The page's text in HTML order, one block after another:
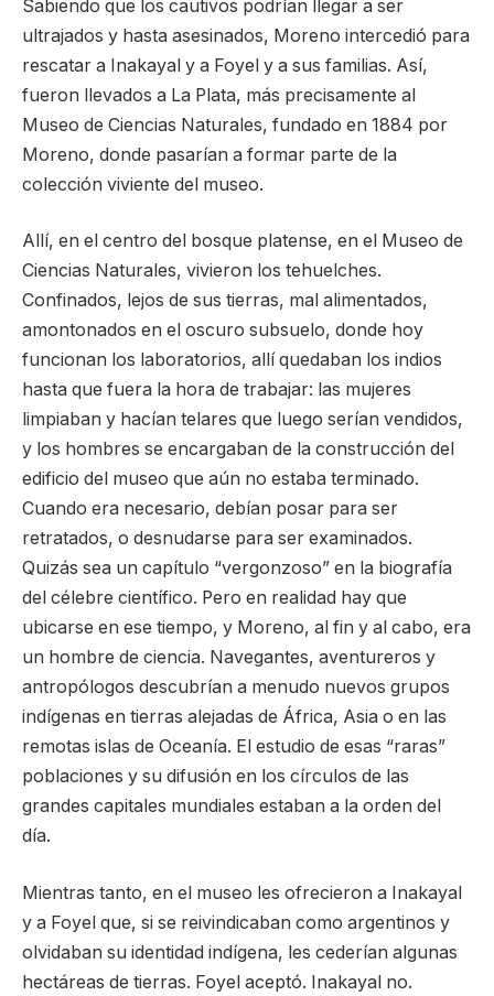
Sabiendo que los cautivos podrían llegar a ser
ultrajados y hasta asesinados, Moreno intercedió para
rescatar a Inakayal y a Foyel y a sus familias. Así,
fueron llevados a La Plata, más precisamente al
Museo de Ciencias Naturales, fundado en 1884 por
Moreno, donde pasarían a formar parte de la
colección viviente del museo.
Allí, en el centro del bosque platense, en el Museo de
Ciencias Naturales, vivieron los tehuelches.
Confinados, lejos de sus tierras, mal alimentados,
amontonados en el oscuro subsuelo, donde hoy
funcionan los laboratorios, allí quedaban los indios
hasta que fuera la hora de trabajar: las mujeres
limpiaban y hacían telares que luego serían vendidos,
y los hombres se encargaban de la construcción del
edificio del museo que aún no estaba terminado.
Cuando era necesario, debían posar para ser
retratados, o desnudarse para ser examinados.
Quizás sea un capítulo “vergonzoso” en la biografía
del célebre científico. Pero en realidad hay que
ubicarse en ese tiempo, y Moreno, al fin y al cabo, era
un hombre de ciencia. Navegantes, aventureros y
antropólogos descubrían a menudo nuevos grupos
indígenas en tierras alejadas de África, Asia o en las
remotas islas de Oceanía. El estudio de esas “raras”
poblaciones y su difusión en los círculos de las
grandes capitales mundiales estaban a la orden del
día.
Mientras tanto, en el museo les ofrecieron a Inakayal
y a Foyel que, si se reivindicaban como argentinos y
olvidaban su identidad indígena, les cederían algunas
hectáreas de tierras. Foyel aceptó. Inakayal no.